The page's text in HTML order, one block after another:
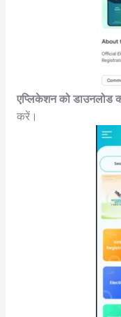
एप्लिकेशन को डाउनलोड
करें।